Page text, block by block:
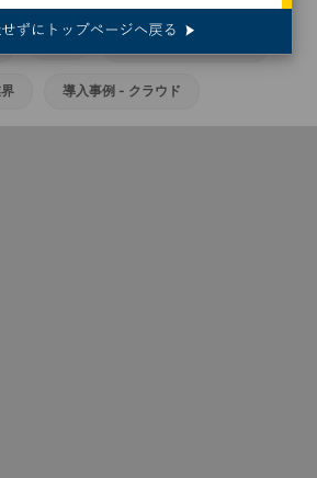
導入事例 - クラウド